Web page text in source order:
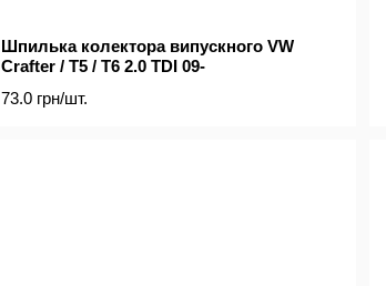
Шпилька колектора випускного VW
Crafter / T5 / T6 2.0 TDI 09-
73.0 грн/шт.